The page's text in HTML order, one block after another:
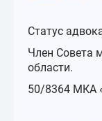
Статус
Член Совета
области.
50/8364 МКА